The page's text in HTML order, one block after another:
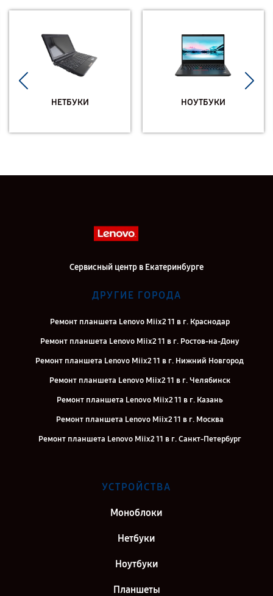
НЕТБУКИ НОУТБУКИ
Сервисный центр в Екатеринбурге
ДРУГИЕ ГОРОДА
Ремонт планшета Lenovo Miix2 11 в г. Краснодар
Ремонт планшета Lenovo Miix2 11 в г. Ростов-на-Дону
Ремонт планшета Lenovo Miix2 11 в г. Нижний Новгород
Ремонт планшета Lenovo Miix2 11 в г. Челябинск
Ремонт планшета Lenovo Miix2 11 в г. Казань
Ремонт планшета Lenovo Miix2 11 в г. Москва
Ремонт планшета Lenovo Miix2 11 в г. Санкт-Петербург
УСТРОЙСТВА
Моноблоки
Нетбуки
Ноутбуки
Планшеты